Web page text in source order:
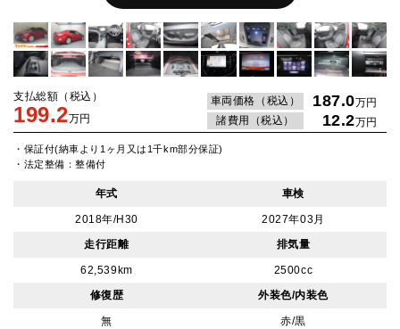
支払総額（税込）
199.2万円
車両価格（税込） 187.0万円
諸費用（税込）
12.2万円
・保証付(納車より1ヶ月又は1千km部分保証)
・法定整備：整備付
年式 車検
2018年/H30
2027年03月
走行距離
排気量
62,539km
2500cc
修復歴
外装色/内装色
無 赤/黒